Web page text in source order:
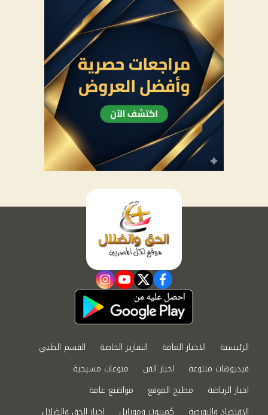
facebook
twitter
youtube
instagram
الرئيسية الاخبار العامة التقارير الخاصة
القسم الطبي
فيديوهات متنوعة
اخبار الفن
منوعات مسيحية
اخبار الرياضة
مطبخ الموقع
مواضيع عامة
الاقتصاد والبورصة
كمبيوتر وموبايل اخبار الحق والضلال